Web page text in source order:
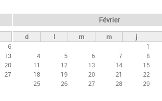
6
13
20
27
Février
d l m m j
1
4
5 6 7 8
11
12 13 14 15
18
19 20 21 22
25
26 27 28 29